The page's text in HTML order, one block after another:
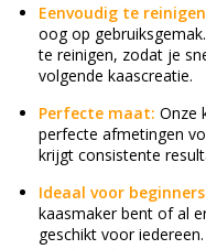
Eenvoudig te
oog op
te reinigen, zodat je
volgende kaascreatie.
Perfecte maat: Onze
perfecte afmetingen
krijgt consistente
Ideaal voor
kaasmaker bent of al
geschikt voor